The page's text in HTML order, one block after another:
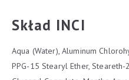
Skład INCI
Aqua (Water), Aluminum
PPG-15 Stearyl Ether,